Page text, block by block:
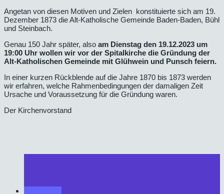
Angetan von diesen Motiven und Zielen konstituierte sich am 19.
Dezember 1873 die Alt-Katholische Gemeinde Baden-Baden, Bühl
und Steinbach.
Genau 150 Jahr später, also am Dienstag den 19.12.2023 um
19:00 Uhr wollen wir vor der Spitalkirche die Gründung der
Alt-Katholischen Gemeinde mit Glühwein und Punsch feiern.
In einer kurzen Rückblende auf die Jahre 1870 bis 1873 werden
wir erfahren, welche Rahmenbedingungen der damaligen Zeit
Ursache und Voraussetzung für die Gründung waren.
Der Kirchenvorstand